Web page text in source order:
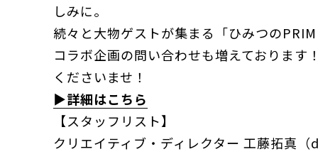
しみに。
続々と大物ゲストが集まる「ひみつの
コラボ企画の問い合わせも増えております
くださいませ！
▶︎詳細はこちら
【スタッフリスト】
クリエイティブ・ディレクター 工藤拓真（